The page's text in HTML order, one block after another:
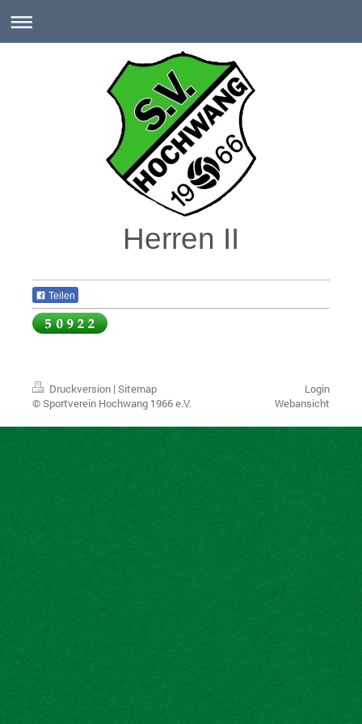
Herren II
Teilen
Druckversion | Sitemap
© Sportverein Hochwang 1966 e.V.
Login
Webansicht